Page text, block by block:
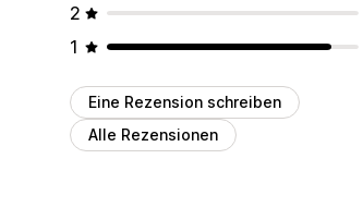
2
1
Eine Rezension schreiben
Alle Rezensionen